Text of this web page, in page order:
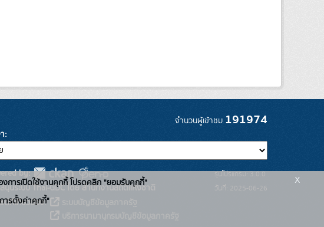
จำนวนผู้เข้าชม 191974
by:
นุนระบบ Thai-GDC โดย สำนักงานสถิติแห่งชาติ
ซต์ที่เกี่ยวข้อง:
รุ่นโปรแกรม: 3.0.0
วันที่: 2025-06-26
การเปิดใช้งานคุกกี้ โปรดคลิก "ยอมรับคุกกี้"
ารตั้งค่าคุกกี้"
x